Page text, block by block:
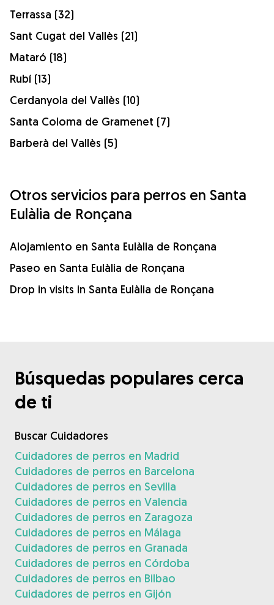
Terrassa (32)
Sant Cugat del Vallès (21)
Mataró (18)
Rubí (13)
Cerdanyola del Vallès (10)
Santa Coloma de Gramenet (7)
Barberà del Vallès (5)
Otros servicios para perros en Santa
Eulàlia de Ronçana
Alojamiento en Santa Eulàlia de Ronçana
Paseo en Santa Eulàlia de Ronçana
Drop in visits in Santa Eulàlia de Ronçana
Búsquedas populares cerca
de ti
Buscar Cuidadores
Cuidadores de perros en Madrid
Cuidadores de perros en Barcelona
Cuidadores de perros en Sevilla
Cuidadores de perros en Valencia
Cuidadores de perros en Zaragoza
Cuidadores de perros en Málaga
Cuidadores de perros en Granada
Cuidadores de perros en Córdoba
Cuidadores de perros en Bilbao
Cuidadores de perros en Gijón